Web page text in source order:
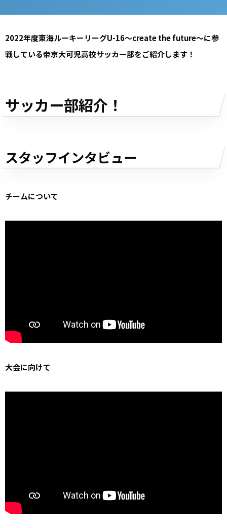
2022年度東海ルーキーリーグU-16～create the future～に参
戦している帝京大可児高校サッカー部をご紹介します！
サッカー部紹介！
スタッフインタビュー
チームについて
大会に向けて